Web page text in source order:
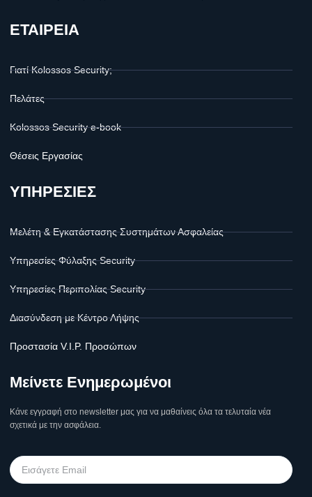
ΕΤΑΙΡΕΙΑ
Γιατί Kolossos Security;
Πελάτες
Kolossos Security e-book
Θέσεις Εργασίας
ΥΠΗΡΕΣΙΕΣ
Μελέτη & Εγκατάστασης Συστημάτων Ασφαλείας
Υπηρεσίες Φύλαξης Security
Υπηρεσίες Περιπολίας Security
Διασύνδεση με Κέντρο Λήψης
Προστασία V.I.P. Προσώπων
Μείνετε Ενημερωμένοι
Κάνε εγγραφή στο newsletter μας για να μαθαίνεις όλα τα τελυταία νέα
σχετικά με την ασφάλεια.